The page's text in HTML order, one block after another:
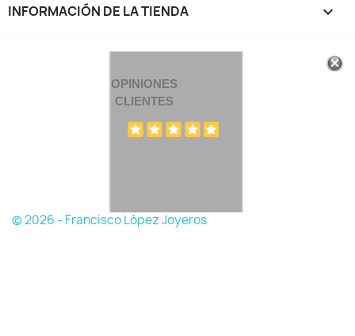
INFORMACIÓN DE LA TIENDA keyboard_arrow_down
OPINIONES
CLIENTES
© 2026 - Francisco López Joyeros